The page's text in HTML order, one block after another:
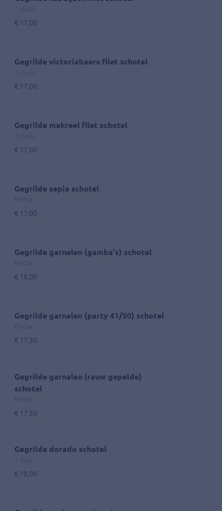
€ 17,00
Gegrilde victoriabaars filet schotel
€ 17,00
Gegrilde makreel filet schotel
€ 17,00
Gegrilde sepia schotel
€ 17,00
Gegrilde garnalen (gamba's) schotel
€ 18,00
Gegrilde garnalen (party 41/50) schotel
€ 17,50
Gegrilde garnalen (rauw gepelde)
schotel
€ 17,50
Gegrilde dorado schotel
€ 18,00